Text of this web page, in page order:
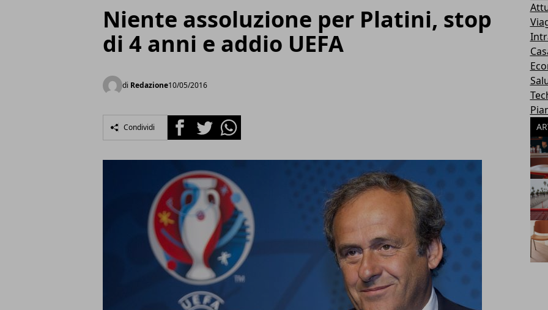
Niente assoluzione per Platini, stop
di 4 anni e addio UEFA
di Redazione10/05/2016
Condividi FacebookTwitterWhatsapp